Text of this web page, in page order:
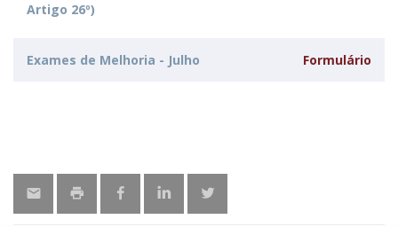
Artigo 26º)
Exames de Melhoria - Julho Formulário